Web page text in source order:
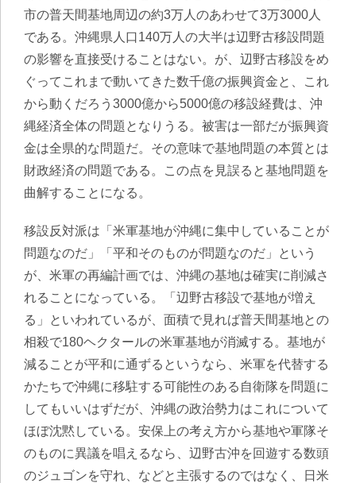
市の普天間基地周辺の約3万人のあわせて3万3000人
である。沖縄県人口140万人の大半は辺野古移設問題
の影響を直接受けることはない。が、辺野古移設をめ
ぐってこれまで動いてきた数千億の振興資金と、これ
から動くだろう3000億から5000億の移設経費は、沖
縄経済全体の問題となりうる。被害は一部だが振興資
金は全県的な問題だ。その意味で基地問題の本質とは
財政経済の問題である。この点を見誤ると基地問題を
曲解する ことになる。
移設反対派は「米軍基地が沖縄に集中していることが
問題なのだ」「平和そのものが問題なのだ」という
が、米軍の再編計画では、沖縄の基地は確実に削減さ
れることになっている。「辺野古移設で基地が増え
る」といわれているが、面積で見れば普天間基地との
相殺で180ヘクタールの米軍基地が消滅する。基地が
減ることが平和に通ずるというなら、米軍を代替する
かたちで沖縄に移駐する可能性のある自衛隊を問題に
してもいいはずだが、沖縄の政治勢力はこれについて
ほぼ沈黙している。 安保上の考え方から基地や軍隊そ
のものに異議を唱えるなら、辺野古沖を回遊する数頭
のジュゴンを守れ、などと主張するのではなく、日米